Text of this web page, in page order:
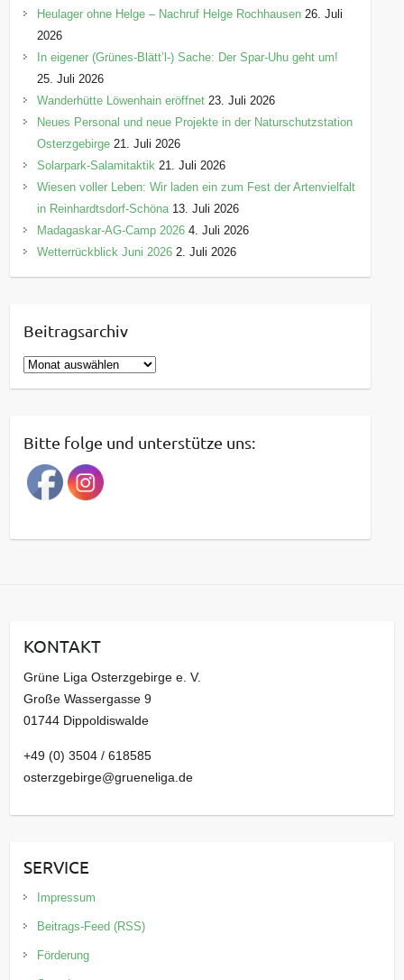
Heulager ohne Helge – Nachruf Helge Rochhausen 26. Juli
2026
In eigener (Grünes-Blätt’l-) Sache: Der Spar-Uhu geht um!
25. Juli 2026
Wanderhütte Löwenhain eröffnet 23. Juli 2026
Neues Personal und neue Projekte in der Naturschutzstation
Osterzgebirge 21. Juli 2026
Solarpark-Salamitaktik 21. Juli 2026
Wiesen voller Leben: Wir laden ein zum Fest der Artenvielfalt
in Reinhardtsdorf-Schöna 13. Juli 2026
Madagaskar-AG-Camp 2026 4. Juli 2026
Wetterrückblick Juni 2026 2. Juli 2026
Beitragsarchiv
B
e
r
a
g
a
v
Bitte folge und unterstütze uns:
KONTAKT
Grüne Liga Osterzgebirge e. V.
Große Wassergasse 9
01744 Dippoldiswalde
+49 (0) 3504 / 618585
osterzgebirge@grueneliga.de
SERVICE
Impressum
Beitrags-Feed (RSS)
Förderung